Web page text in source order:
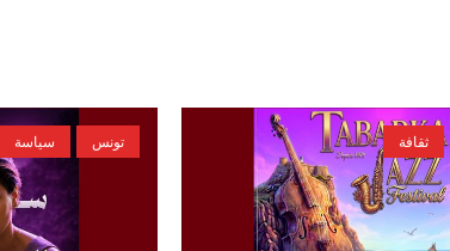
ثقافة تونس سياسة